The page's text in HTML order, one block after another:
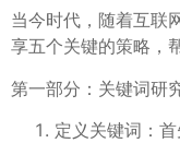
当今时代，随着互联
享五个关键的策略，
第一部分：关键词研
定义关键词：